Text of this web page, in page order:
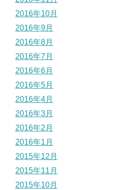
2016年10月
2016年9月
2016年8月
2016年7月
2016年6月
2016年5月
2016年4月
2016年3月
2016年2月
2016年1月
2015年12月
2015年11月
2015年10月